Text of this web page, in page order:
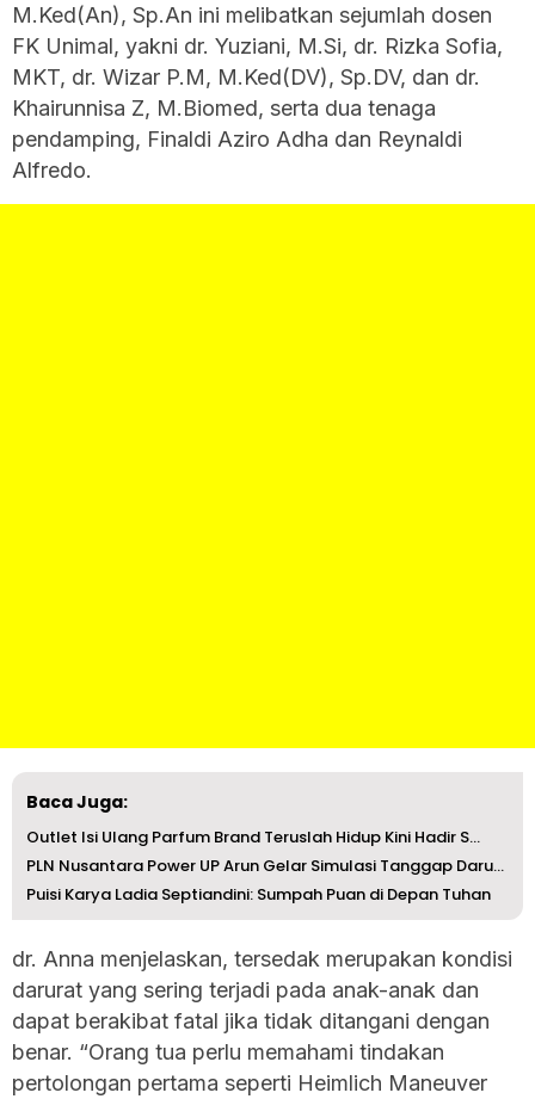
M.Ked(An), Sp.An ini melibatkan sejumlah dosen
FK Unimal, yakni dr. Yuziani, M.Si, dr. Rizka Sofia,
MKT, dr. Wizar P.M, M.Ked(DV), Sp.DV, dan dr.
Khairunnisa Z, M.Biomed, serta dua tenaga
pendamping, Finaldi Aziro Adha dan Reynaldi
Alfredo.
Baca Juga:
Outlet Isi Ulang Parfum Brand Teruslah Hidup Kini Hadir S...
PLN Nusantara Power UP Arun Gelar Simulasi Tanggap Darura...
Puisi Karya Ladia Septiandini: Sumpah Puan di Depan Tuhan
dr. Anna menjelaskan, tersedak merupakan kondisi
darurat yang sering terjadi pada anak-anak dan
dapat berakibat fatal jika tidak ditangani dengan
benar. “Orang tua perlu memahami tindakan
pertolongan pertama seperti Heimlich Maneuver